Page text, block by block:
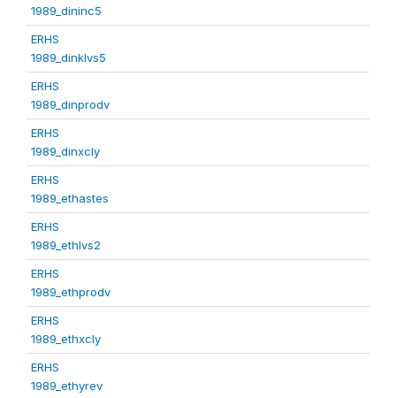
1989_dininc5
ERHS
1989_dinklvs5
ERHS
1989_dinprodv
ERHS
1989_dinxcly
ERHS
1989_ethastes
ERHS
1989_ethlvs2
ERHS
1989_ethprodv
ERHS
1989_ethxcly
ERHS
1989_ethyrev